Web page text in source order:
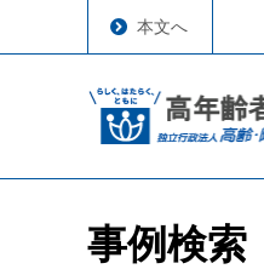
本文へ
事例検索